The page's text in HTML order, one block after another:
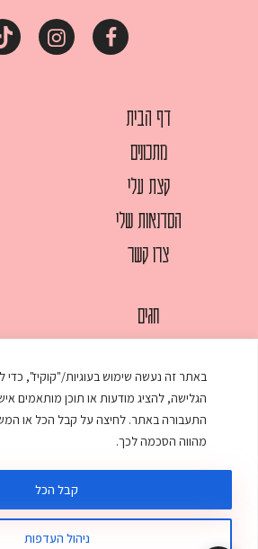
באתר זה נעשה שימוש בעוגיות/"קוקיז", כדי
הגלישה, להציג מודעות או תוכן מותאמים
התעבורה באתר. לחיצה על קבל הכל או
מהווה הסכמה לכך.
ניהול העדפות
קבל הכל
דף הבית
מתכונים
קצת עלי
הסדנאות שלי
צרו קשר
חגים
מאפים
ממולאים
מרקים